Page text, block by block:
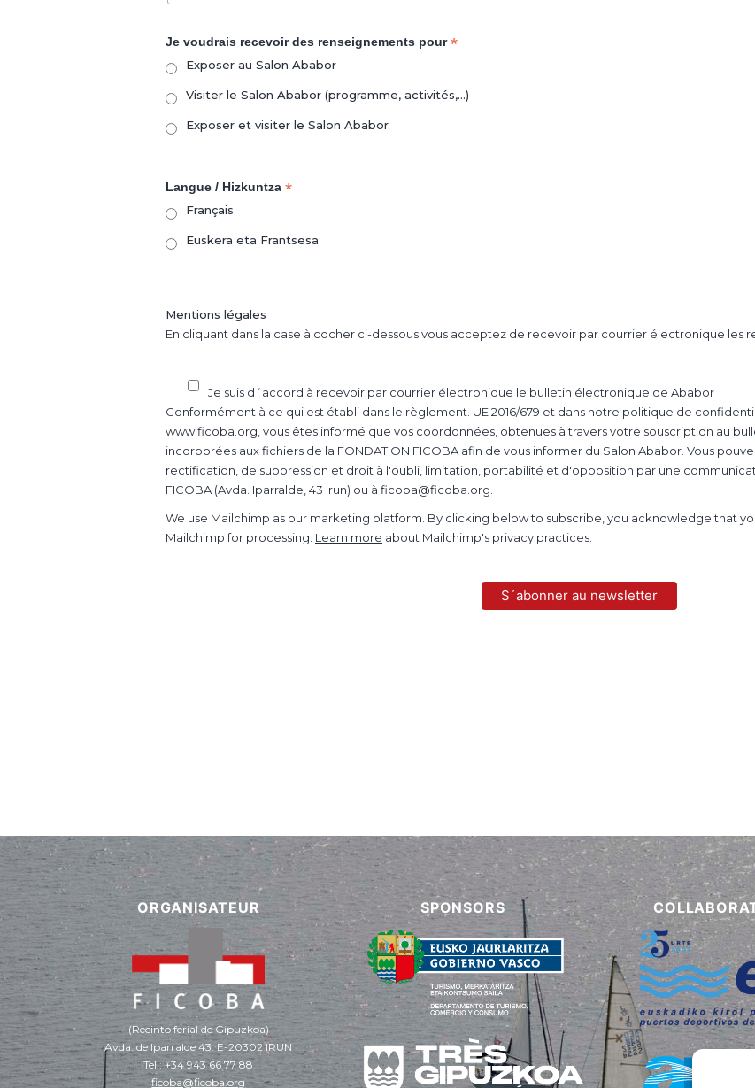
Je voudrais recevoir des renseignements pour*
Exposer au Salon Ababor
Visiter le Salon Ababor (programme, activités,...)
Exposer et visiter le Salon Ababor
Langue / Hizkuntza *
Français
Euskera eta Frantsesa
Mentions légales
En cliquant dans la case à cocher ci-dessous vous acceptez de recevoir par courrier électronique les
Je suis d´accord à recevoir par courrier électronique le bulletin électronique de Ababor
Conformément à ce qui est établi dans le règlement. UE 2016/679 et dans notre politique de
www.ficoba.org, vous êtes informé que vos coordonnées, obtenues à travers votre souscription au
incorporées aux fichiers de la FONDATION FICOBA afin de vous informer du Salon Ababor. Vous
rectification, de suppression et droit à l'oubli, limitation, portabilité et d'opposition par une
FICOBA (Avda. Iparralde, 43 Irun) ou à ficoba@ficoba.org.
We use Mailchimp as our marketing platform. By clicking below to subscribe, you acknowledge that
Mailchimp for processing. Learn more about Mailchimp's privacy practices.
ORGANISATEUR
(Recinto ferial de Gipuzkoa)
Avda. de Iparralde 43. E-20302 IRUN
Tel.: +34 943 66 77 88
ficoba@ficoba.org
SPONSORS